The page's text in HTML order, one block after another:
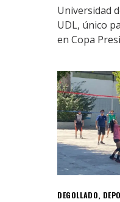
Universidad
UDL, único
en Copa
DEGOLLADO,